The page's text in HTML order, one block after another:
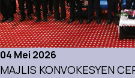
04 Mei 2026
MAJLIS KONVOKESYEN